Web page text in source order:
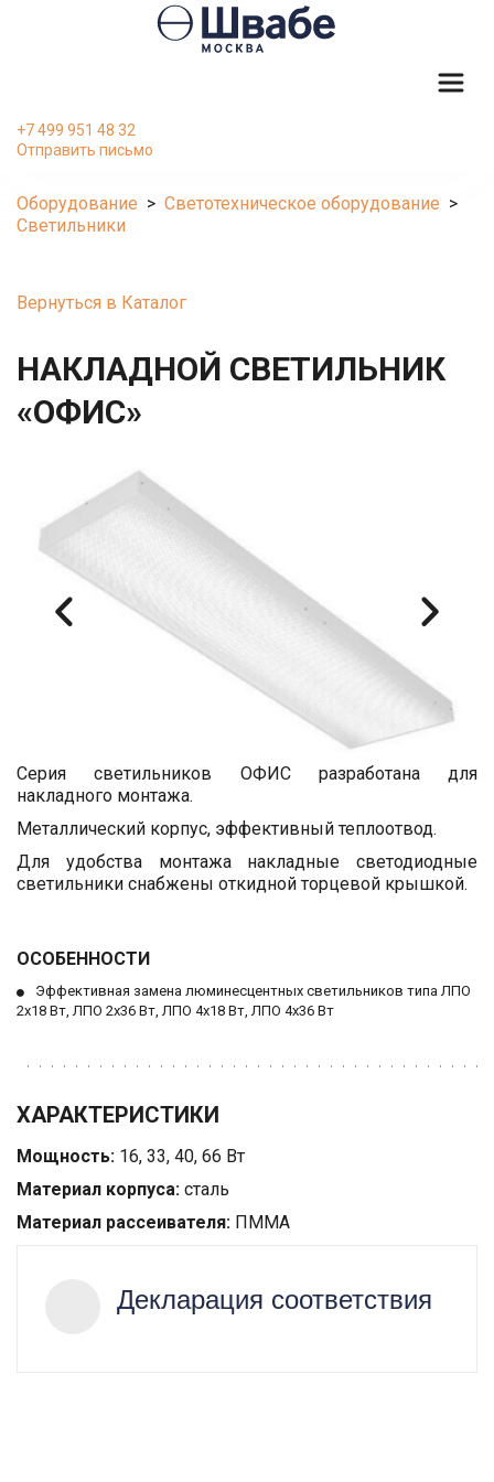
+7 499 951 48 32
Отправить письмо
Оборудование
  >
Светотехническое оборудование
Светильники
Вернуться в Каталог
НАКЛАДНОЙ СВЕТИЛЬНИК
«ОФИС»
Серия светильников ОФИС разработана для
накладного монтажа.
Металлический корпус, эффективный теплоотвод.
Для удобства монтажа накладные светодиодные
светильники снабжены откидной торцевой крышкой.
ОСОБЕННОСТИ
Эффективная замена люминесцентных светильников типа ЛПО
2х18 Вт, ЛПО 2х36 Вт, ЛПО 4х18 Вт, ЛПО 4х36 Вт
ХАРАКТЕРИСТИКИ
Мощность: 16, 33, 40, 66 Вт
Материал корпуса: сталь
Материал рассеивателя: ПММА
Декларация соответствия